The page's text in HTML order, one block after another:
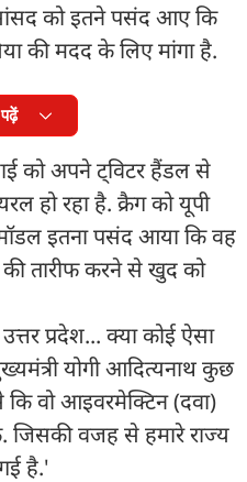
को इतने पसंद आए कि
की मदद के लिए मांगा है.
को अपने ट्विटर हैंडल से
हो रहा है. क्रैग को यूपी
मॉडल इतना पसंद आया कि वह
की तारीफ करने से खुद को
प्रदेश... क्या कोई ऐसा
योगी आदित्यनाथ कुछ
वो आइवरमेक्टिन (दवा)
वजह से हमारे राज्य
है.'